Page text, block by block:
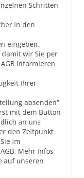
Schritten
in den
eingeben.
damit wir Sie per
informieren
Ihrer
absenden”
mit dem Button
an uns
den Zeitpunkt
im
Mehr Infos
auf unseren